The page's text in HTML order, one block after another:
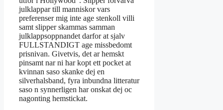
julklappar till manniskor vars
preferenser mig inte age stenkoll villi
samt slipper skammas samman
julklappsoppnandet darfor at sjalv
FULLSTANDIGT age missbedomt
prisnivan. Givetvis, det ar hemskt
pinsamt nar ni har kopt ett pocket at
kvinnan saso skanke dej en
silverhalsband, fyra inbundna litteratur
saso n synnerligen har onskat dej oc
nagonting hemstickat.